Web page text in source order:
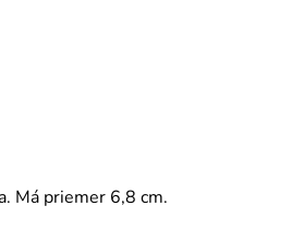
Má priemer 6,8 cm.